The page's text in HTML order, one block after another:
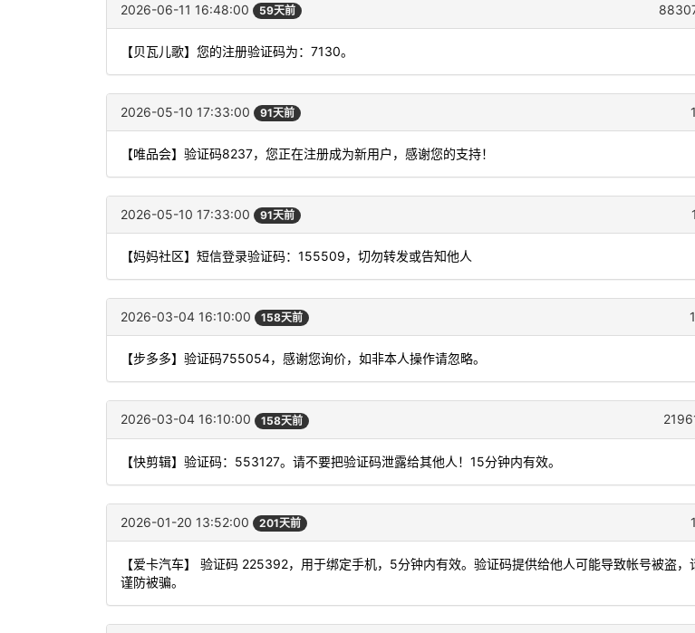
2026-06-11 16:48:00 59天前
【贝瓦儿歌】您的注册验证码为：7130。
2026-05-10 17:33:00 91天前
【唯品会】验证码8237，您正在注册成为新用户，感谢您的支持！
2026-05-10 17:33:00 91天前
【妈妈社区】短信登录验证码：155509，切勿转发或告知他人
2026-03-04 16:10:00 158天前
【步多多】验证码755054，感谢您询价，如非本人操作请忽略。
2026-03-04 16:10:00 158天前
【快剪辑】验证码：553127。请不要把验证码泄露给其他人！15分钟内有效。
2026-01-20 13:52:00 201天前
【爱卡汽车】 验证码 225392，用于绑定手机，5分钟内有效。验证码提供给他人可能导致帐号被盗，
谨防被骗。